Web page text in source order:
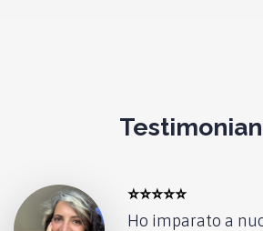
⭐️⭐️⭐️⭐️⭐️
Ho imparato a